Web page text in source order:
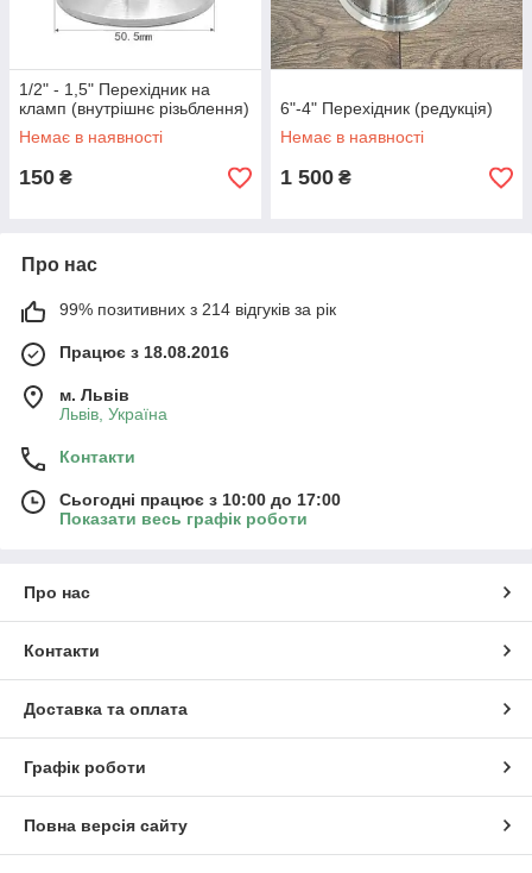
1/2" - 1,5" Перехідник на
кламп (внутрішнє різьблення)
Немає в наявності
150 ₴
6"-4" Перехідник (редукція)
Немає в наявності
1 500 ₴
Про нас
99% позитивних з 214 відгуків за рік
Працює з 18.08.2016
м. Львів
Львів, Україна
Контакти
Сьогодні працює з 10:00 до 17:00
Показати весь графік роботи
Про нас
Контакти
Доставка та оплата
Графік роботи
Повна версія сайту